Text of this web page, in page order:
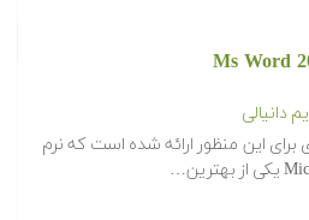
دانیالی
برای این منظور ارائه شده است که نرم